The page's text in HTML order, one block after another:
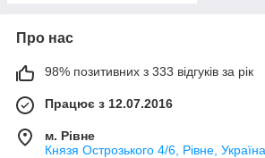
Про нас
98% позитивних з 333 відгуків за рік
Працює з 12.07.2016
м. Рівне
Князя Острозького 4/6, Рівне, Україна